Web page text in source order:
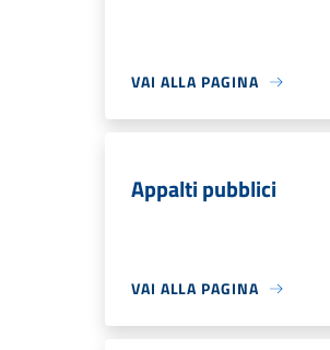
VAI ALLA PAGINA
Appalti pubblici
VAI ALLA PAGINA